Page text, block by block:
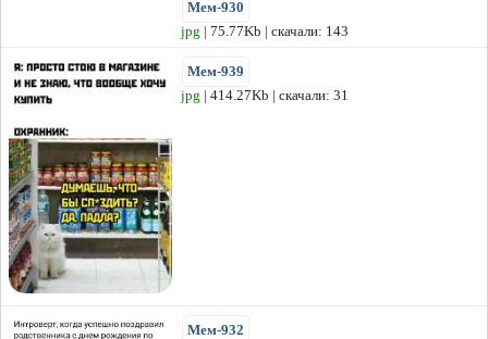
Мем-930
jpg | 75.77Kb | скачали: 143
Мем-939
jpg | 414.27Kb | скачали: 31
Мем-932